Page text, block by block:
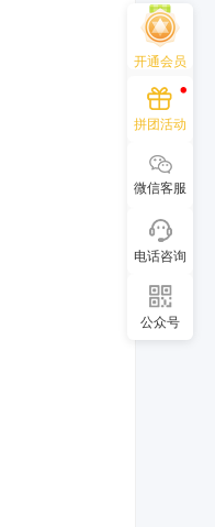
开通会员
拼团活动
微信客服
电话咨询
公众号